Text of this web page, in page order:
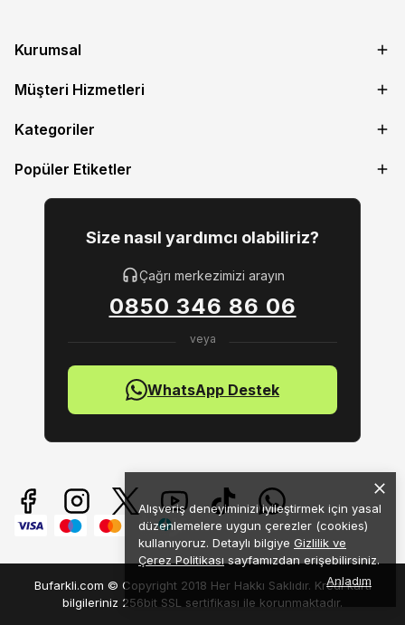
Alışveriş deneyiminizi iyileştirmek için yasal
düzenlemelere uygun çerezler (cookies)
kullanıyoruz. Detaylı bilgiye Gizlilik ve
Çerez Politikası sayfamızdan erişebilirsiniz.
Anladım
Kurumsal
Müşteri Hizmetleri
Kategoriler
Popüler Etiketler
Size nasıl yardımcı olabiliriz?
Çağrı merkezimizi arayın
0850 346 86 06
WhatsApp Destek
Bufarkli.com © Copyright 2018 Her Hakkı Saklıdır. Kredi kartı
bilgileriniz 256bit SSL sertifikası ile korunmaktadır.